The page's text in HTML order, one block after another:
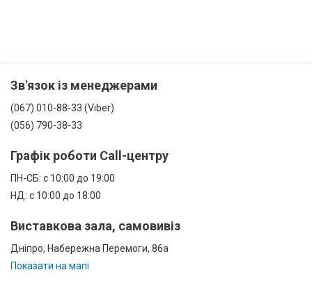
Зв'язок із менеджерами
(067) 010-88-33 (Viber)
(056) 790-38-33
Графік роботи Call-центру
ПН-СБ: с 10:00 до 19:00
НД: с 10:00 до 18:00
Виставкова зала, самовивіз
Дніпро, Набережна Перемоги, 86а
Показати на мапі